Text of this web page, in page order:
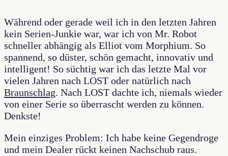
Während oder gerade weil ich in den letzten Jahren
kein Serien-Junkie war, war ich von Mr. Robot
schneller abhängig als Elliot vom Morphium. So
spannend, so düster, schön gemacht, innovativ und
intelligent! So süchtig war ich das letzte Mal vor
vielen Jahren nach LOST oder natürlich nach
Braunschlag. Nach LOST dachte ich, niemals wieder
von einer Serie so überrascht werden zu können.
Denkste!
Mein einziges Problem: Ich habe keine Gegendroge
und mein Dealer rückt keinen Nachschub raus.